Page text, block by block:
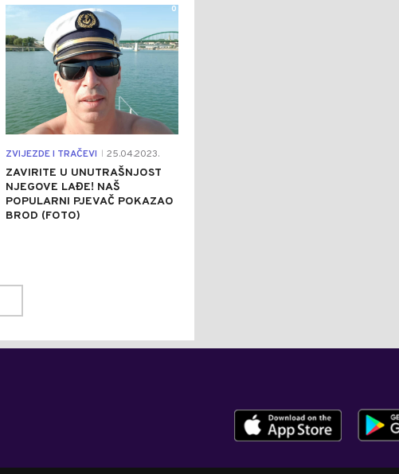
ZVIJEZDE I TRAČEVI 25.04.2023.
ZAVIRITE U UNUTRAŠNJOST
NJEGOVE LAĐE! NAŠ
POPULARNI PJEVAČ POKAZAO
BROD (FOTO)
0